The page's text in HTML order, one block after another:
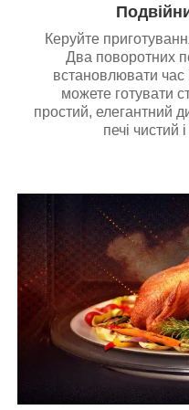
Керуйте
Два поворотних
встановлювати час
можете готувати
простий, елегантний
печі чистий